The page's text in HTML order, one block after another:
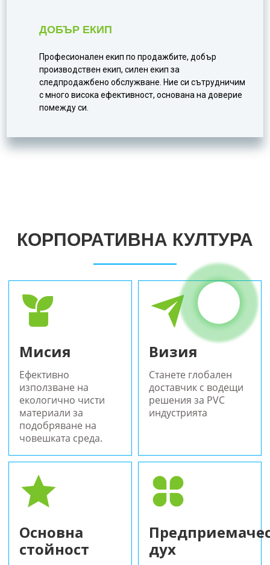
ДОБЪР ЕКИП
Професионален екип по продажбите, добър
производствен екип, силен екип за
следпродажбено обслужване. Ние си сътрудничим
с много висока ефективност, основана на доверие
помежду си.
КОРПОРАТИВНА КУЛТУРА
Мисия
Ефективно
използване на
екологично чисти
материали за
подобряване на
човешката среда.
Визия
Станете глобален
доставчик с водещи
решения за PVC
индустрията
Основна
стойност
дух